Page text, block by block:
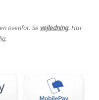
ovenfor. Se vejledning. Har